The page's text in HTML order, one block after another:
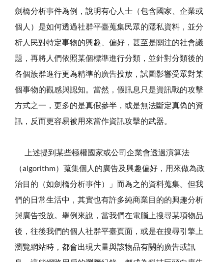
劍橋分析事件為例，說明有心人士（包含國家、企業或
個人）是如何透過社群平臺蒐集民眾的隱私資料，並分
析人民對特定事物的興趣、偏好，甚至是關注的社會議
題，再將人們依照某個標準進行分類，並針對分類後的
各個族群進行更為精準的廣告投放，試圖影響受眾對某
個事物的觀感與認知。當然，假訊息只是資訊戰的攻擊
方式之一，更多的是真假參半，或是無法斷定真偽的資
訊，反而更容易被用來當作資訊攻擊的武器。
上述提到某些極權國家或公司企業會透過演算法
（algorithm）蒐集個人的廣告及興趣偏好，用來做為政
治目的（如劍橋分析事件）」而為之的資料蒐集。但我
們的日常生活中，其實也有許多純商業目的的興趣分析
與廣告投放。舉例來說，當我們在電腦上搜尋某項物品
後，往後我們的個人社群平臺頁面，或是在搜尋引擎上
瀏覽網站時，都會出現大量與該物品有關的廣告或訊